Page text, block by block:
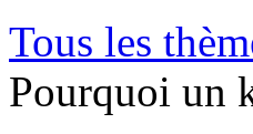
Tous les
Pourquoi un